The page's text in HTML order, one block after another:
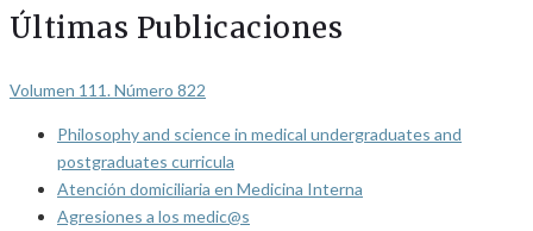
Últimas Publicaciones
Volumen 111. Número 822
Philosophy and science in medical undergraduates and
postgraduates curricula
Atención domiciliaria en Medicina Interna
Agresiones a los medic@s